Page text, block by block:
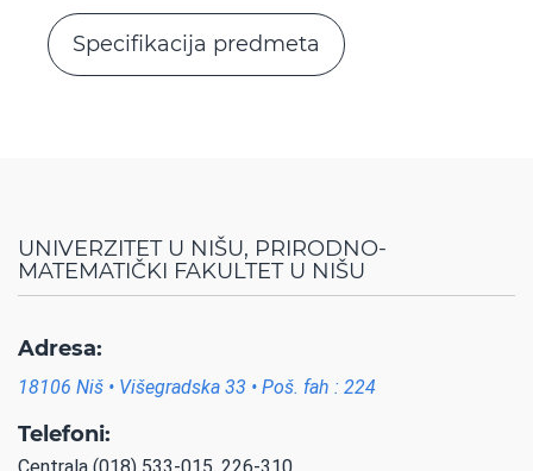
Specifikacija predmeta
UNIVERZITET U NIŠU, PRIRODNO-
MATEMATIČKI FAKULTET U NIŠU
Adresa:
18106 Niš • Višegradska 33 • Poš. fah : 224
Telefoni: